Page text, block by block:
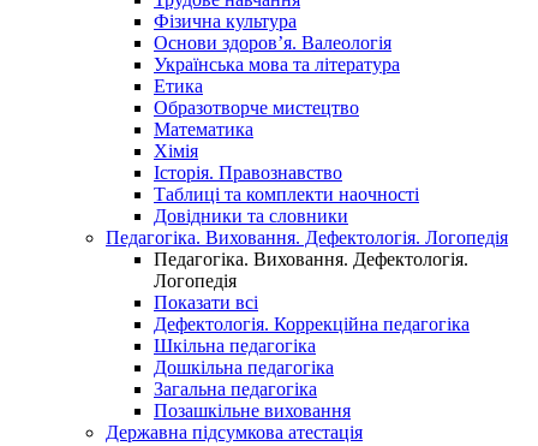
Фізична культура
Основи здоров’я. Валеологія
Українська мова та література
Етика
Образотворче мистецтво
Математика
Хімія
Історія. Правознавство
Таблиці та комплекти наочності
Довідники та словники
Педагогіка. Виховання. Дефектологія. Логопедія
Педагогіка. Виховання. Дефектологія.
Логопедія
Показати всі
Дефектологія. Коррекційна педагогіка
Шкільна педагогіка
Дошкільна педагогіка
Загальна педагогіка
Позашкільне виховання
Державна підсумкова атестація